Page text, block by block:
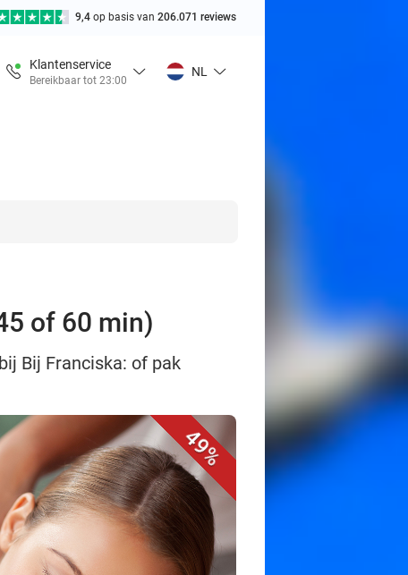
9,4 op basis van 206.071 reviews
Klantenservice
Bereikbaar tot 23:00
NL
of 60 min)
Bij Franciska: of pak
49%